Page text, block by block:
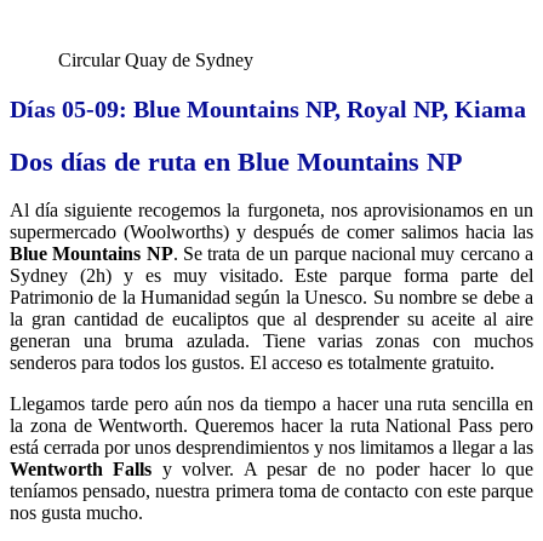
Circular Quay de Sydney
Días 05-09: Blue Mountains NP, Royal NP, Kiama
Dos días de ruta en Blue Mountains NP
Al día siguiente recogemos la furgoneta, nos aprovisionamos en un
supermercado (Woolworths) y después de comer salimos hacia las
Blue Mountains NP. Se trata de un parque nacional muy cercano a
Sydney (2h) y es muy visitado. Este parque forma parte del
Patrimonio de la Humanidad según la Unesco. Su nombre se debe a
la gran cantidad de eucaliptos que al desprender su aceite al aire
generan una bruma azulada. Tiene varias zonas con muchos
senderos para todos los gustos. El acceso es totalmente gratuito.
Llegamos tarde pero aún nos da tiempo a hacer una ruta sencilla en
la zona de Wentworth. Queremos hacer la ruta National Pass pero
está cerrada por unos desprendimientos y nos limitamos a llegar a las
Wentworth Falls y volver. A pesar de no poder hacer lo que
teníamos pensado, nuestra primera toma de contacto con este parque
nos gusta mucho.